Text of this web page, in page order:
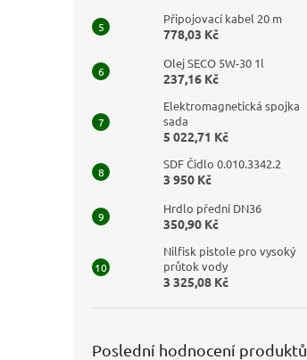
Připojovací kabel 20 m
778,03 Kč
Olej SECO 5W-30 1l
237,16 Kč
Elektromagnetická spojka
sada
5 022,71 Kč
SDF Čidlo 0.010.3342.2
3 950 Kč
Hrdlo přední DN36
350,90 Kč
Nilfisk pistole pro vysoký
průtok vody
3 325,08 Kč
Poslední hodnocení produktů